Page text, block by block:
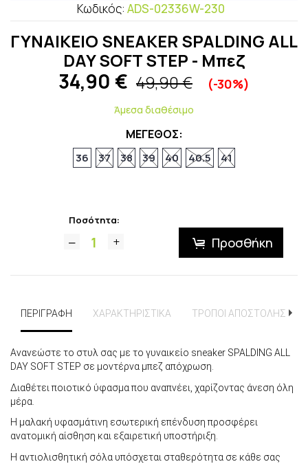
Κωδικός: ADS-02336W-230
ΓΥΝΑΙΚΕΙΟ SNEAKER SPALDING ALL
DAY SOFT STEP - Μπεζ
34,90 € 49,90 € (-30%)
Άμεσα διαθέσιμο
ΜΕΓΕΘΟΣ:
36 37 38 39 40 40.5 41
Ποσότητα:
Προσθήκη
ΠΕΡΙΓΡΑΦΗ ΧΑΡΑΚΤΗΡΙΣΤΙΚΑ ΤΡΟΠΟΙ ΑΠΟΣΤΟΛΗΣ
Ανανεώστε το στυλ σας με το γυναικείο sneaker SPALDING ALL
DAY SOFT STEP σε μοντέρνα μπεζ απόχρωση.
Διαθέτει ποιοτικό ύφασμα που αναπνέει, χαρίζοντας άνεση όλη
μέρα.
Η μαλακή υφασμάτινη εσωτερική επένδυση προσφέρει
ανατομική αίσθηση και εξαιρετική υποστήριξη.
Η αντιολισθητική σόλα υπόσχεται σταθερότητα σε κάθε σας